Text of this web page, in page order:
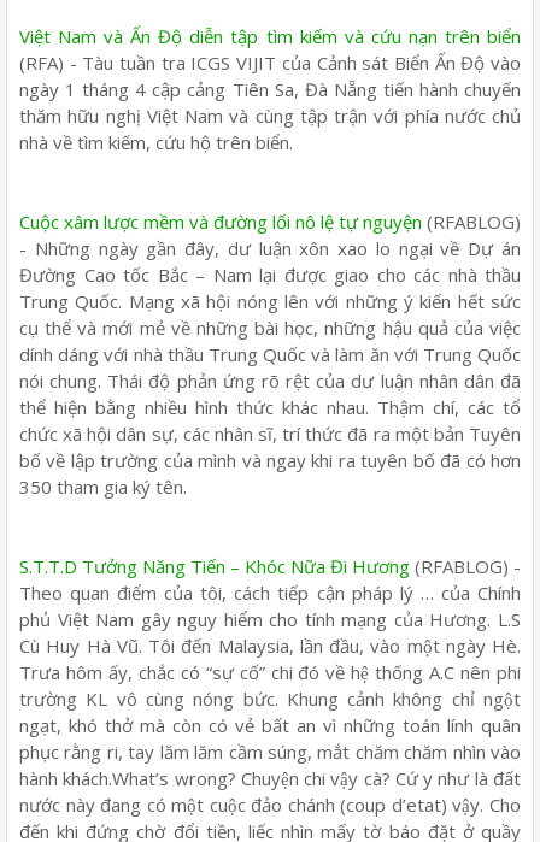
Việt Nam và Ấn Độ diễn tập tìm kiếm và cứu nạn trên biển
(RFA) - Tàu tuần tra ICGS VIJIT của Cảnh sát Biển Ấn Độ vào
ngày 1 tháng 4 cập cảng Tiên Sa, Đà Nẵng tiến hành chuyến
thăm hữu nghị Việt Nam và cùng tập trận với phía nước chủ
nhà về tìm kiếm, cứu hộ trên biển.
Cuộc xâm lược mềm và đường lối nô lệ tự nguyện (RFABLOG)
- Những ngày gần đây, dư luận xôn xao lo ngại về Dự án
Đường Cao tốc Bắc – Nam lại được giao cho các nhà thầu
Trung Quốc. Mạng xã hội nóng lên với những ý kiến hết sức
cụ thể và mới mẻ về những bài học, những hậu quả của việc
dính dáng với nhà thầu Trung Quốc và làm ăn với Trung Quốc
nói chung. Thái độ phản ứng rõ rệt của dư luận nhân dân đã
thể hiện bằng nhiều hình thức khác nhau. Thậm chí, các tổ
chức xã hội dân sự, các nhân sĩ, trí thức đã ra một bản Tuyên
bố về lập trường của mình và ngay khi ra tuyên bố đã có hơn
350 tham gia ký tên.
S.T.T.D Tưởng Năng Tiến – Khóc Nữa Đi Hương (RFABLOG) -
Theo quan điểm của tôi, cách tiếp cận pháp lý … của Chính
phủ Việt Nam gây nguy hiểm cho tính mạng của Hương. L.S
Cù Huy Hà Vũ. Tôi đến Malaysia, lần đầu, vào một ngày Hè.
Trưa hôm ấy, chắc có “sự cố” chi đó về hệ thống A.C nên phi
trường KL vô cùng nóng bức. Khung cảnh không chỉ ngột
ngạt, khó thở mà còn có vẻ bất an vì những toán lính quân
phục rằng ri, tay lăm lăm cầm súng, mắt chăm chăm nhìn vào
hành khách.What’s wrong? Chuyện chi vậy cà? Cứ y như là đất
nước này đang có một cuộc đảo chánh (coup d’etat) vậy. Cho
đến khi đứng chờ đổi tiền, liếc nhìn mấy tờ báo đặt ở quầy